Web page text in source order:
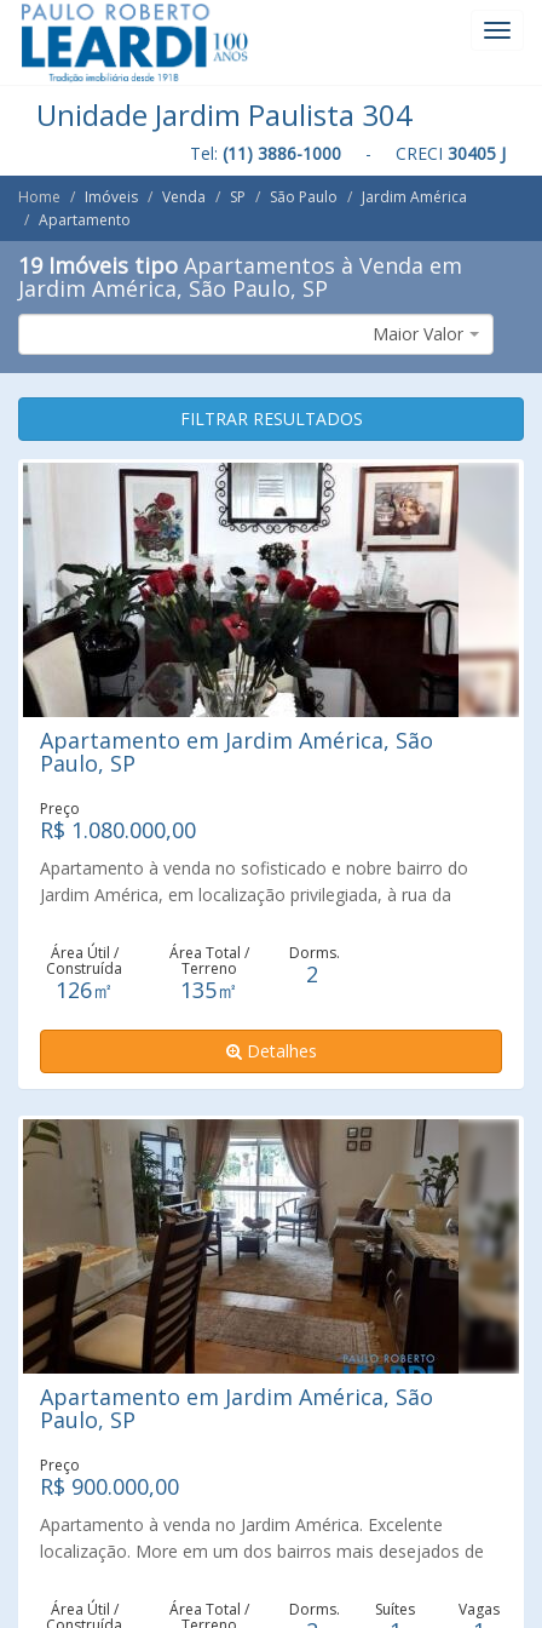
Unidade Jardim Paulista 304
Tel: (11) 3886-1000 - CRECI 30405 J
Home Imóveis Venda SP São Paulo
Jardim América
Apartamento
19 Imóveis tipo Apartamentos à Venda em
Jardim América, São Paulo, SP
Maior Valor
FILTRAR RESULTADOS
Apartamento em Jardim América, São
Paulo, SP
Preço
R$ 1.080.000,00
Apartamento à venda no sofisticado e nobre bairro do
Jardim América, em localização privilegiada, à rua da
com todo charme da época. Próximo à Avenida Paulista,
centro comercial e financeiro de São Paulo, ao Metrô linha
amarela (Consolação) Sala confortável para dois (2) bons
ambientes, estar e jantar, dois (2) confortáveis
dormitórios, banheiro. Pé direito alto, com muito silêncio e
muita claridade, vista. Este apartamento NÃO TEM VAGA,
sofisticado e diversificado comércio da região, como o da
rua Oscar Freire. Agende uma visita com um dos nossos
Corretores Imobiliários Especializados e Credenciados da
Paulo Roberto Leardi. Realizando sonhos com muita
competência e muita credibilidade. Consulte-nos !
Área Útil /
Construída
126㎡
Área Total /
Terreno
135㎡
Dorms.
2
Detalhes
Apartamento em Jardim América, São
Paulo, SP
Preço
R$ 900.000,00
Apartamento à venda no Jardim América. Excelente
localização. More em um dos bairros mais desejados de
praticidade e um projeto renovado, ideal para quem busca
Área Útil / Área Total / Dorms. Suítes Vagas